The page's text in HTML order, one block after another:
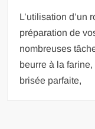
L’utilisation d’un
préparation de
nombreuses
beurre à la
brisée parfaite,